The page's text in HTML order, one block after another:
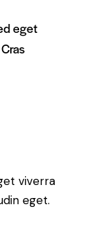
eget
viverra
eget.